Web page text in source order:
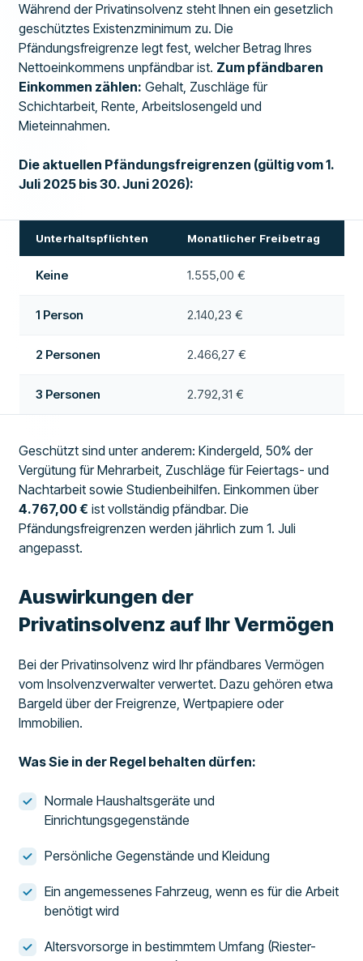
Während der Privatinsolvenz steht Ihnen ein gesetzlich
geschütztes Existenzminimum zu. Die
Pfändungsfreigrenze legt fest, welcher Betrag Ihres
Nettoeinkommens unpfändbar ist. Zum pfändbaren
Einkommen zählen: Gehalt, Zuschläge für
Schichtarbeit, Rente, Arbeitslosengeld und
Mieteinnahmen.
Die aktuellen Pfändungsfreigrenzen (gültig vom 1.
Juli 2025 bis 30. Juni 2026):
Unterhaltspflichten Monatlicher Freibetrag
Keine 1.555,00 €
1 Person 2.140,23 €
2 Personen 2.466,27 €
3 Personen 2.792,31 €
Geschützt sind unter anderem: Kindergeld, 50% der
Vergütung für Mehrarbeit, Zuschläge für Feiertags- und
Nachtarbeit sowie Studienbeihilfen. Einkommen über
4.767,00 € ist vollständig pfändbar. Die
Pfändungsfreigrenzen werden jährlich zum 1. Juli
angepasst.
Auswirkungen der
Privatinsolvenz auf Ihr Vermögen
Bei der Privatinsolvenz wird Ihr pfändbares Vermögen
vom Insolvenzverwalter verwertet. Dazu gehören etwa
Bargeld über der Freigrenze, Wertpapiere oder
Immobilien.
Was Sie in der Regel behalten dürfen:
Normale Haushaltsgeräte und
Einrichtungsgegenstände
Persönliche Gegenstände und Kleidung
Ein angemessenes Fahrzeug, wenn es für die Arbeit
benötigt wird
Altersvorsorge in bestimmtem Umfang (Riester-